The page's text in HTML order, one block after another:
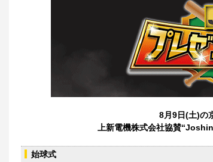
8月9日(土)の
上新電機株式会社協賛
始球式